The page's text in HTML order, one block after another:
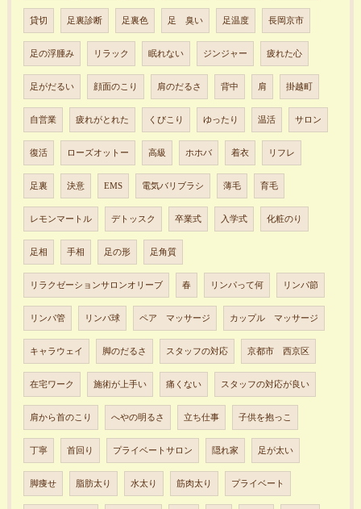
貸切 足裏診断 足裏色 足 臭い 足温度 長岡京市
足の浮腫み リラック 眠れない ジンジャー 疲れた心
足がだるい 顔面のこり 肩のだるさ 背中 肩 掛越町
自営業 疲れがとれた くびこり ゆったり 温活 サロン
復活 ローズオットー 高級 ホホバ 着衣 リフレ
足裏 決意 EMS 電気バリブラシ 薄毛 育毛
レモンマートル デトッスク 卒業式 入学式 化粧のり
足相 手相 足の形 足角質
リラクゼーションサロンオリーブ 春 リンパって何 リンパ節
リンパ管 リンパ球 ペア マッサージ カップル マッサージ
キャラウェイ 脚のだるさ スタッフの対応 京都市 西京区
在宅ワーク 施術が上手い 痛くない スタッフの対応が良い
肩から首のこり へやの明るさ 立ち仕事 子供を抱っこ
丁寧 首回り プライベートサロン 隠れ家 足が太い
脚痩せ 脂肪太り 水太り 筋肉太り プライベート